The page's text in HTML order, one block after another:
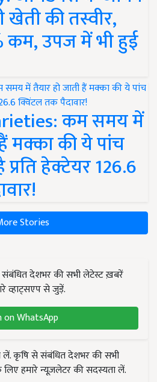
खेती की तस्वीर,
कम, उपज में भी हुई
कम समय में
मक्का की ये पांच
हेक्टेयर 126.6
Stories
देशभर की सभी लेटेस्ट ख़बरें
व्हाट्सएप से जुड़ें.
on WhatsApp
लें. कृषि से संबंधित देशभर की सभी
हमारे न्यूज़लेटर की सदस्यता लें.